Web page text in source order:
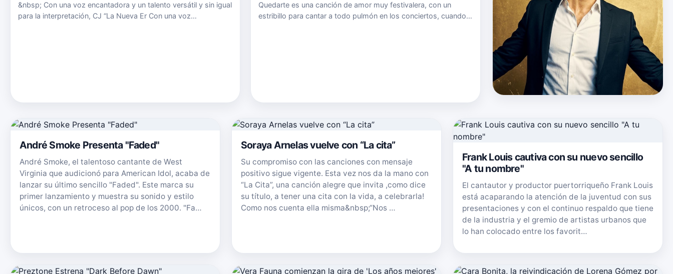
&nbsp; Con una voz encantadora y un talento versátil y sin igual
para la interpretación, CJ “La Nueva Er Con una voz
Quedarte es una canción de amor muy festivalera, con un
estribillo para cantar a todo pulmón en los conciertos, cuando
André Smoke Presenta "Faded"
André Smoke, el talentoso cantante de West
Virginia que audicionó para American Idol, acaba de
lanzar su último sencillo "Faded". Este marca su
primer lanzamiento y muestra su sonido y estilo
únicos, con un retroceso al pop de los 2000. "Fa…
Soraya Arnelas vuelve con “La cita”
Su compromiso con las canciones con mensaje
positivo sigue vigente. Esta vez nos da la mano con
“La Cita”, una canción alegre que invita ,como dice
su título, a tener una cita con la vida, a celebrarla!
Como nos cuenta ella misma&nbsp;“Nos …
Frank Louis cautiva con su nuevo sencillo
"A tu nombre"
El cantautor y productor puertorriqueño Frank Louis
está acaparando la atención de la juventud con sus
presentaciones y con el continuo respaldo que tiene
de la industria y el gremio de artistas urbanos que
lo han colocado entre los favorit…